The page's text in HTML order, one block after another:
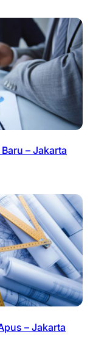
– Jakarta
– Jakarta